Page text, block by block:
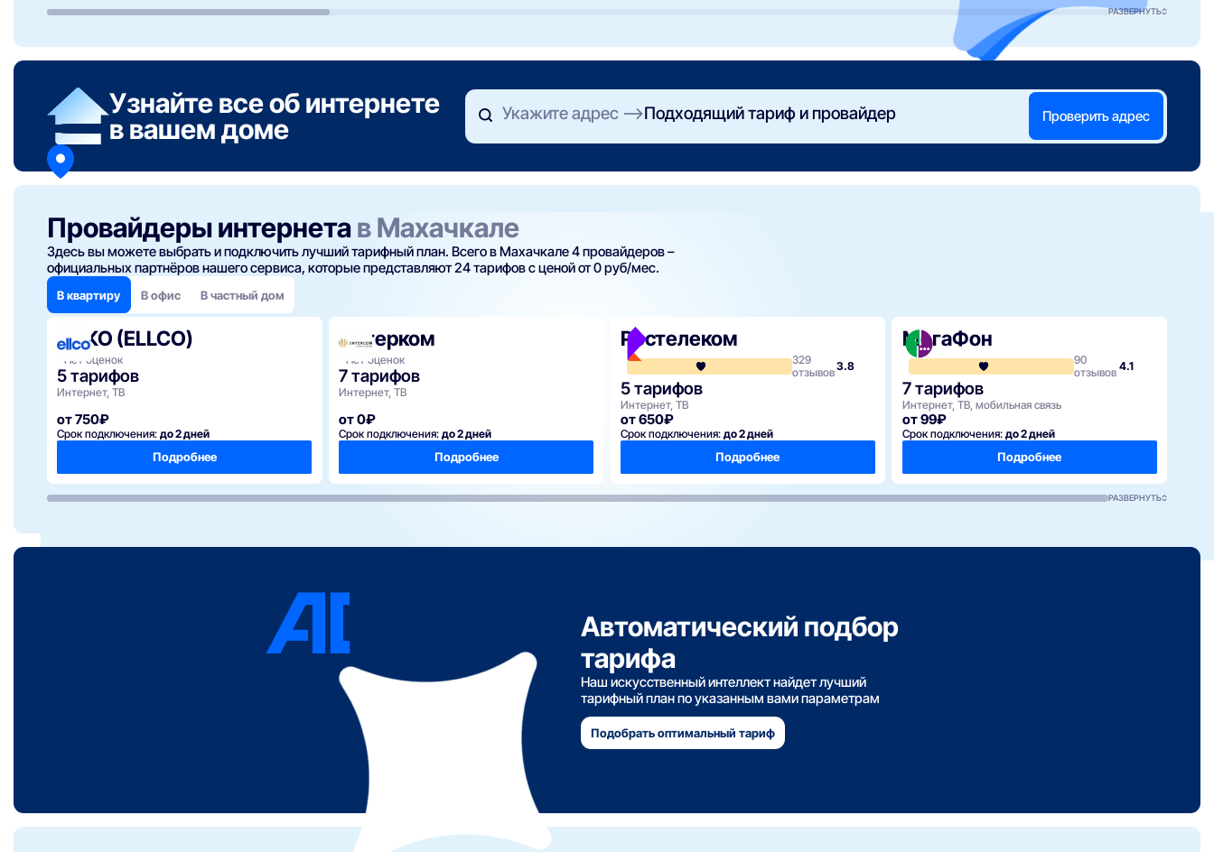
РАЗВЕРНУТЬ
Узнайте все об интернете
в вашем доме
Укажите адрес Подходящий тариф и провайдер Проверить адрес
Провайдеры интернетав Махачкале
Здесь вы можете выбрать и подключить лучший тарифный план. Всего в Махачкале 4 провайдеров –
официальных партнёров нашего сервиса, которые представляют 24 тарифов с ценой от 0 руб/мес.
В квартиру В офис В частный дом
ЭЛКО (ELLCO)
Нет оценок
5 тарифов
Интернет, ТВ
от 750₽
Срок подключения:до 2 дней
Подробнее
Интерком
Нет оценок
7 тарифов
Интернет, ТВ
от 0₽
Срок подключения:до 2 дней
Подробнее
Ростелеком
3.8
329
отзывов
5 тарифов
Интернет, ТВ
от 650₽
Срок подключения: до 2 дней
Подробнее
МегаФон
4.1
90
отзывов
7 тарифов
Интернет, ТВ, мобильная связь
от 99₽
Срок подключения: до 2 дней
Подробнее
РАЗВЕРНУТЬ
Автоматический подбор
тарифа
Наш искусственный интеллект найдет лучший
тарифный план по указанным вами параметрам
Подобрать оптимальный тариф